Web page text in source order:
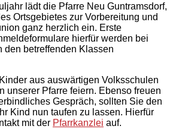
lädt die Pfarre Neu Guntramsdorf,
Ortsgebietes zur Vorbereitung und
ganz herzlich ein. Erste
hierfür werden bei
den betreffenden Klassen
aus auswärtigen Volksschulen
unserer Pfarre feiern. Ebenso freuen
Gespräch, sollten Sie den
Kind nun taufen zu lassen. Hierfür
mit der Pfarrkanzlei auf.